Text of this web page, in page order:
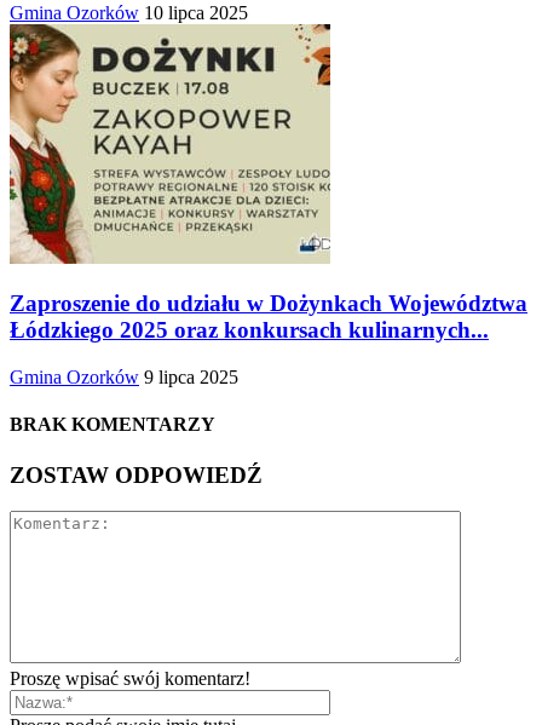
Gmina Ozorków 10 lipca 2025
Zaproszenie do udziału w Dożynkach Województwa
Łódzkiego 2025 oraz konkursach kulinarnych...
Gmina Ozorków 9 lipca 2025
BRAK KOMENTARZY
ZOSTAW ODPOWIEDŹ
Proszę wpisać swój komentarz!